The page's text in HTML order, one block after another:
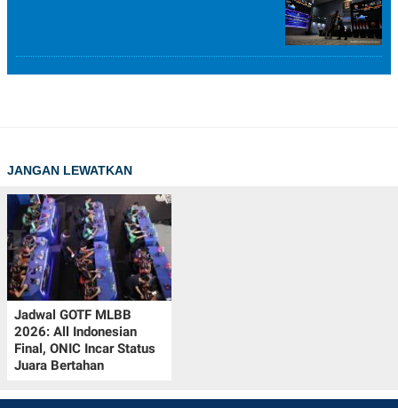
JANGAN LEWATKAN
Jadwal GOTF MLBB
2026: All Indonesian
Final, ONIC Incar Status
Juara Bertahan